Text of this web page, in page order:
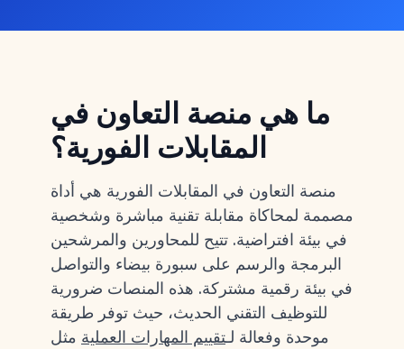
ما هي منصة التعاون في
المقابلات الفورية؟
منصة التعاون في المقابلات الفورية هي أداة
مصممة لمحاكاة مقابلة تقنية مباشرة وشخصية
في بيئة افتراضية. تتيح للمحاورين والمرشحين
البرمجة والرسم على سبورة بيضاء والتواصل
في بيئة رقمية مشتركة. هذه المنصات ضرورية
للتوظيف التقني الحديث، حيث توفر طريقة
موحدة وفعالة لـتقييم المهارات العملية مثل